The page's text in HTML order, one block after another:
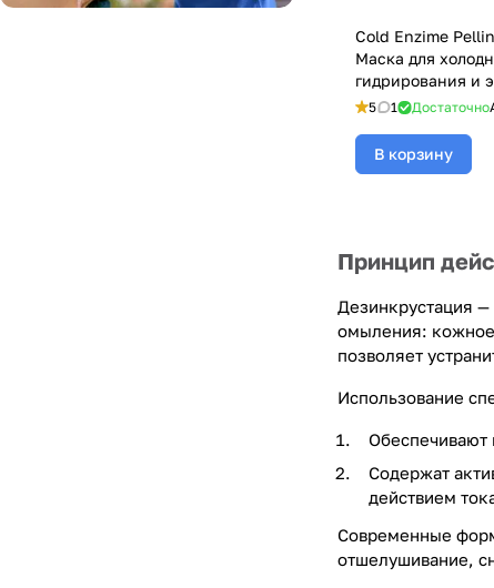
Cold Enzime
Маска для
гидрирования и
чистки с
5 1 Достаточно
В корзину
Принцип
Дезинкрустация
омыления: кожное
позволяет
Использование
Обеспечивают
Содержат
действием
Современные
отшелушивание,